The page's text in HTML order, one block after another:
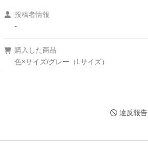
投稿者情報
-
購入した商品
色×サイズ/グレー（Lサイズ）
違反報告